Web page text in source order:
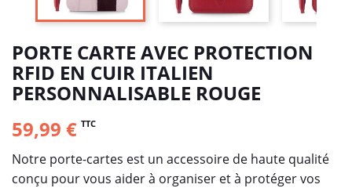
PORTE CARTE AVEC PROTECTION
RFID EN CUIR ITALIEN
PERSONNALISABLE ROUGE
59,99 € TTC
Notre porte-cartes est un accessoire de haute qualité
conçu pour vous aider à organiser et à protéger vos